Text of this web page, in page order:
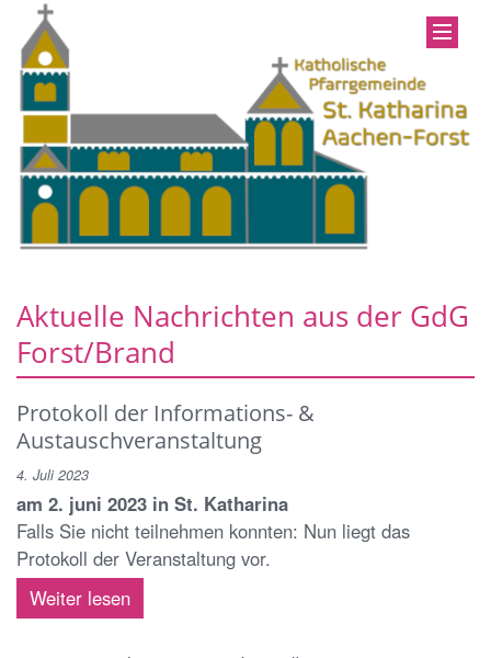
Aktuelle Nachrichten aus der GdG
Forst/Brand
Protokoll der Informations- &
Austauschveranstaltung
4. Juli 2023
am 2. juni 2023 in St. Katharina
Falls Sie nicht teilnehmen konnten: Nun liegt das
Protokoll der Veranstaltung vor.
Weiter lesen